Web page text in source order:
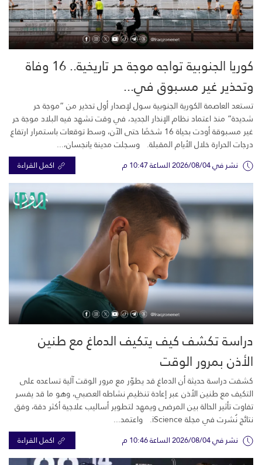
كوريا الجنوبية تواجه موجة حر تاريخية.. 16 وفاة
وتحذير غير مسبوق في...
تستعد العاصمة الكورية الجنوبية سول لإصدار أول تحذير من “موجة حر
شديدة” منذ اعتماد نظام الإنذار الجديد، في وقت تشهد فيه البلاد موجة حر
غير مسبوقة أودت بحياة 16 شخصًا حتى الآن، وسط توقعات باستمرار ارتفاع
درجات الحرارة خلال الأيام المقبلة. وسجلت مدينة يانجسان،...
نشر في 2026/08/04 الساعة 10:47 م اكمل القراءة
دراسة تكشف كيف يتكيف الدماغ مع طنين
الأذن بمرور الوقت
كشفت دراسة حديثة أن الدماغ قد يطوّر مع مرور الوقت آلية تساعده على
التكيف مع طنين الأذن عبر إعادة تنظيم نشاطه العصبي، وهو ما قد يفسر
تفاوت تأثير الحالة بين المرضى ويمهد لتطوير أساليب علاجية أكثر دقة، وفق
نتائج نُشرت في مجلة iScience. واعتمد...
نشر في 2026/08/04 الساعة 10:46 م اكمل القراءة